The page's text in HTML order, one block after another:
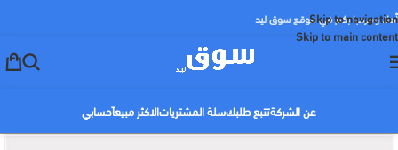
Skip to navigation
Skip to main content
أهلا ومرحبا بكم في موقع سوق ليد
عن الشركةتتبع طلبكسلة المشترياتالاكثر مبيعاًحسابي